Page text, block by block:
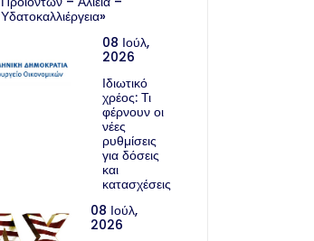
Υδατοκαλλιέργεια»
08 Ιούλ,
2026
Ιδιωτικό
χρέος: Τι
φέρνουν οι
νέες
ρυθμίσεις
για δόσεις
και
κατασχέσεις
08 Ιούλ,
2026